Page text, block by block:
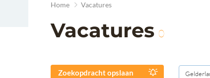
Home Vacatures
Vacatures 0
Zoekopdracht opslaan